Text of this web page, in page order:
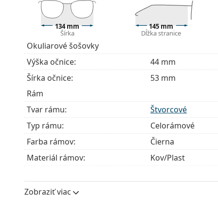
Príslušenstvo
Okuliare dodávame s originálnym puzdrom.
Handrička, ktorá je súčasťou balenia, je ideálna
modely môžu namiesto handričky obsahovať
Ide o zdravotnícku pomôcku. Pred použitím si
134 mm
Šírka
145 mm
Dĺžka stranice
Okuliarové šošovky
Výška očnice:
44 mm
Šírka očnice:
53 mm
Rám
Tvar rámu:
Štvorcové
Typ rámu:
Celorámové
Farba rámov:
Čierna
Materiál rámov:
Kov/Plast
Šírka:
Zobraziť viac